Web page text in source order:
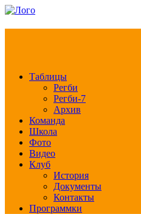
Таблицы
Регби
Регби-7
Архив
Команда
Школа
Фото
Видео
Клуб
История
Документы
Контакты
Программки